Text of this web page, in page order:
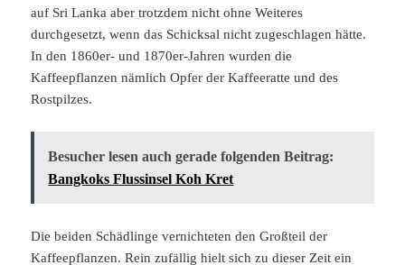
auf Sri Lanka aber trotzdem nicht ohne Weiteres
durchgesetzt, wenn das Schicksal nicht zugeschlagen hätte.
In den 1860er- und 1870er-Jahren wurden die
Kaffeepflanzen nämlich Opfer der Kaffeeratte und des
Rostpilzes.
Besucher lesen auch gerade folgenden Beitrag:
Bangkoks Flussinsel Koh Kret
Die beiden Schädlinge vernichteten den Großteil der
Kaffeepflanzen. Rein zufällig hielt sich zu dieser Zeit ein